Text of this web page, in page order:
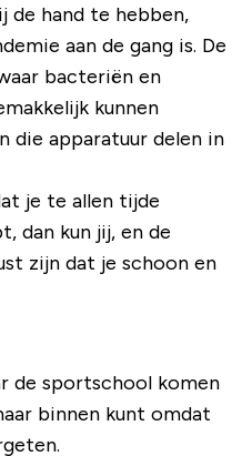
de hand te hebben,
aan de gang is. De
bacteriën en
kunnen
die apparatuur delen in
je te allen tijde
dan kun jij, en de
zijn dat je schoon en
de sportschool komen
binnen kunt omdat